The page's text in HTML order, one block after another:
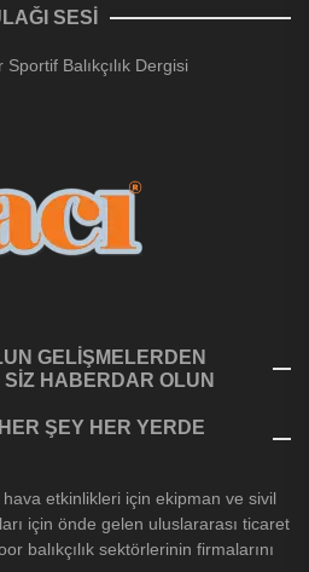
SESİ
Balıkçılık Dergisi
GELİŞMELERDEN
HABERDAR OLUN
ŞEY HER YERDE
hava etkinlikleri için ekipman ve sivil
için önde gelen uluslararası ticaret
balıkçılık sektörlerinin firmalarını